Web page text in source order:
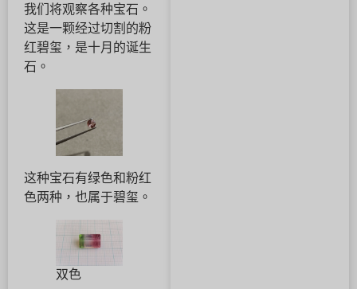
我们将观察各种宝石。
这是一颗经过切割的粉
红碧玺，是十月的诞生
石。
这种宝石有绿色和粉红
色两种，也属于碧玺。
双色